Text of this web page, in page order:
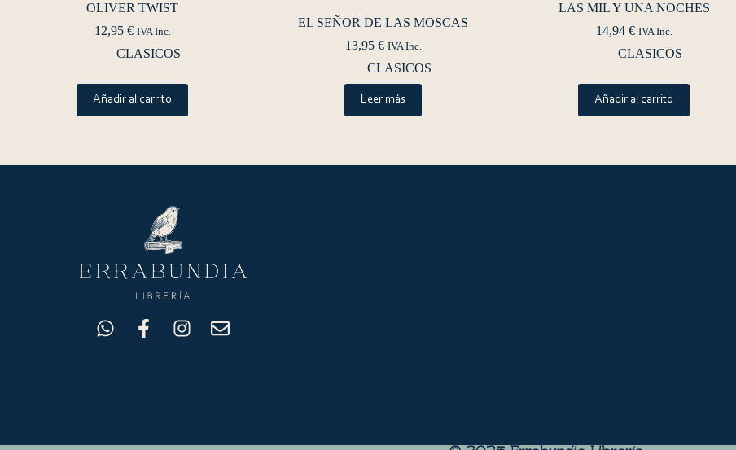
OLIVER TWIST
12,95 € IVA Inc.
CLASICOS
Añadir al carrito
EL SEÑOR DE LAS MOSCAS
13,95 € IVA Inc.
CLASICOS
Leer más
LAS MIL Y UNA NOCHES
14,94 € IVA Inc.
CLASICOS
Añadir al carrito